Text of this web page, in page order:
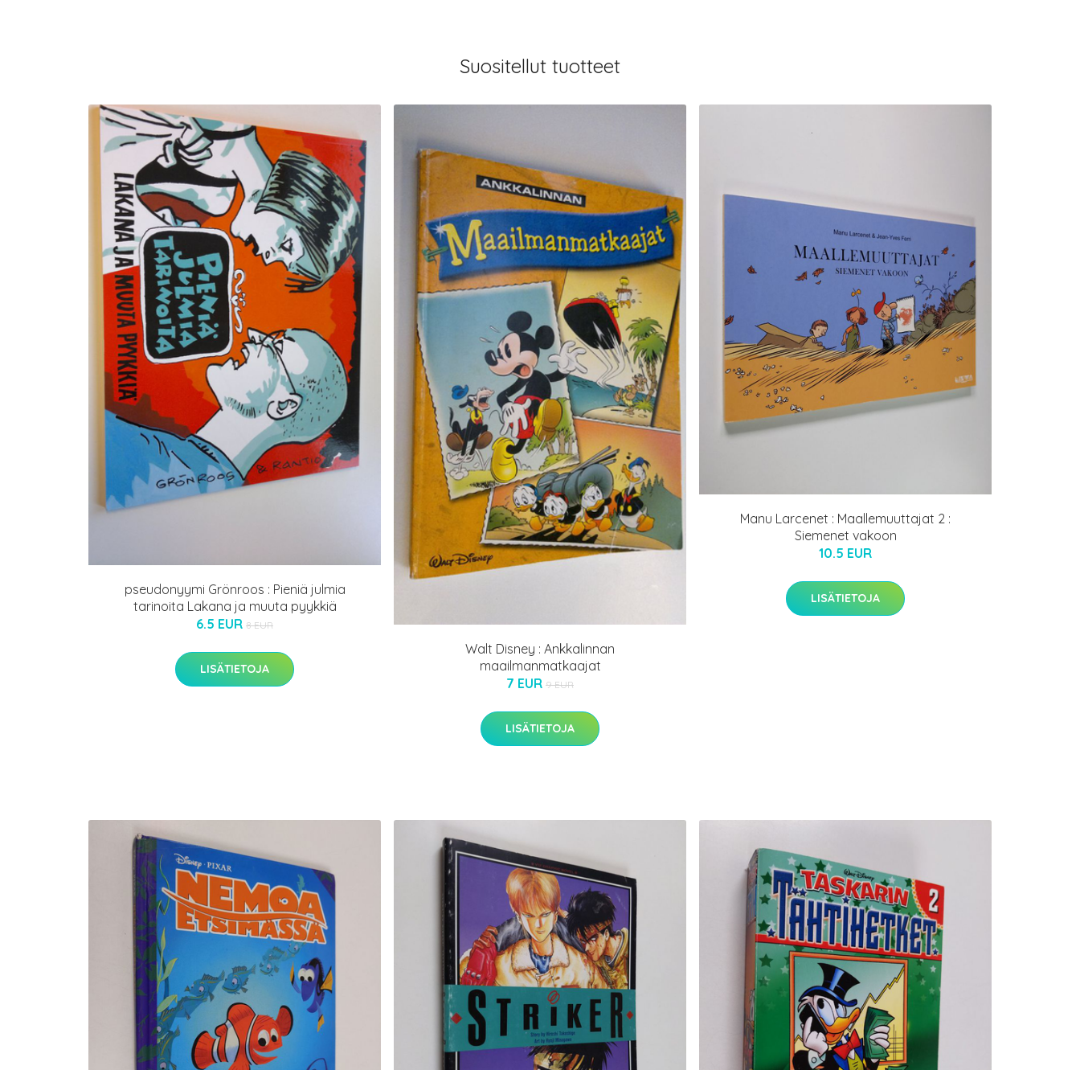
Suositellut tuotteet
pseudonyymi Grönroos : Pieniä julmia
tarinoita Lakana ja muuta pyykkiä
6.5 EUR 8 EUR
LISÄTIETOJA
Walt Disney : Ankkalinnan
maailmanmatkaajat
7 EUR 9 EUR
LISÄTIETOJA
Manu Larcenet : Maallemuuttajat 2 :
Siemenet vakoon
10.5 EUR
LISÄTIETOJA